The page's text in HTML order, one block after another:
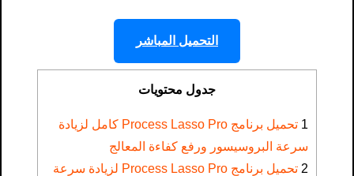
التحميل المباشر
جدول محتويات
1
تحميل برنامج Process Lasso Pro كامل لزيادة
سرعة البروسيسور ورفع كفاءة المعالج
2
تحميل برنامج Process Lasso Pro لزيادة سرعة